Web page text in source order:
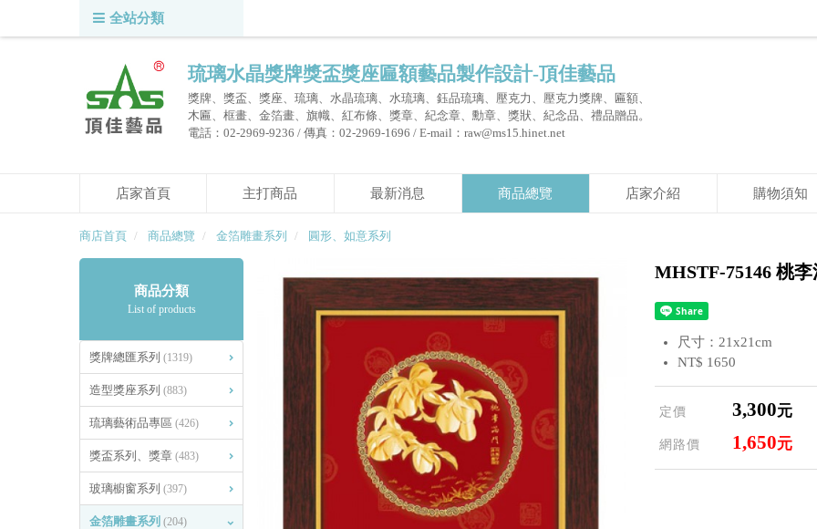
全站分類
琉璃水晶獎牌獎盃獎座匾額藝品製作設計-頂佳藝品
獎牌、獎盃、獎座、琉璃、水晶琉璃、水琉璃、鈺品琉璃、壓克力、壓克力獎牌、匾額、
木匾、框畫、金箔畫、旗幟、紅布條、獎章、紀念章、勳章、獎狀、紀念品、禮品贈品。
電話：02-2969-9236 / 傳真：02-2969-1696 / E-mail：raw@ms15.hinet.net
店家首頁 主打商品 最新消息 商品總覽 店家介紹 購物須知
商店首頁 商品總覽 金箔雕畫系列 圓形、如意系列
商品分類
List of products
獎牌總匯系列 (1319)
造型獎座系列 (883)
琉璃藝術品專區 (426)
獎盃系列、獎章 (483)
玻璃櫥窗系列 (397)
金箔雕畫系列 (204)
MHSTF-75146 桃
尺寸：21x21cm
NT$ 1650
定價 3,300元
網路價 1,650元